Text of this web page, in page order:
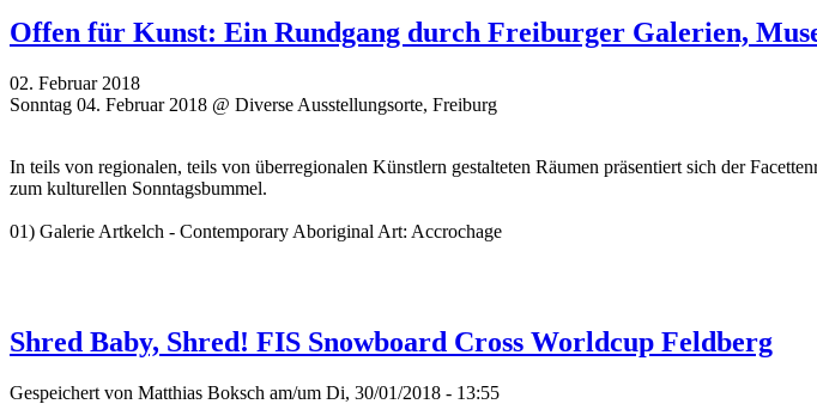
Offen für Kunst: Ein Rundgang durch Freiburger Galerien,
02. Februar 2018
Sonntag 04. Februar 2018 @ Diverse Ausstellungsorte, Freiburg
In teils von regionalen, teils von überregionalen Künstlern gestalteten Räumen präsentiert sich der
zum kulturellen Sonntagsbummel.
01) Galerie Artkelch - Contemporary Aboriginal Art: Accrochage
Shred Baby, Shred! FIS Snowboard Cross Worldcup Feldberg
Gespeichert von Matthias Boksch am/um Di, 30/01/2018 - 13:55